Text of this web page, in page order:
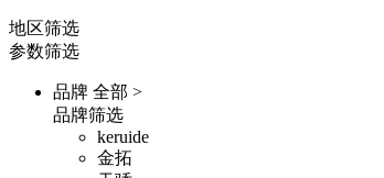
地区筛选
参数筛选
品牌 全部 >
品牌筛选
keruide
金拓